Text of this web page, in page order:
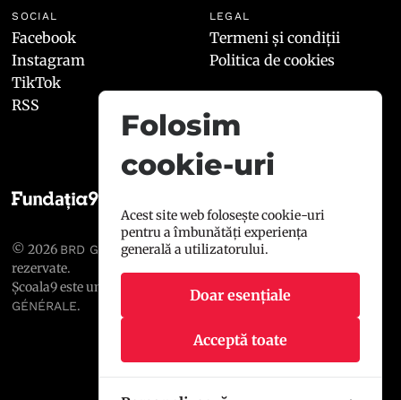
SOCIAL
Facebook
Instagram
TikTok
RSS
LEGAL
Termeni și condiții
Politica de cookies
© 2026 BRD GROUPE SOCIÉTÉ GÉNÉRALE
rezervate.
Școala9 este un proiect susținut de
BRD GROUPE SOCIÉTÉ
GÉNÉRALE.
Folosim
cookie-uri
Acest site web folosește cookie-uri
pentru a îmbunătăți experiența
generală a utilizatorului.
Doar esențiale
Acceptă toate